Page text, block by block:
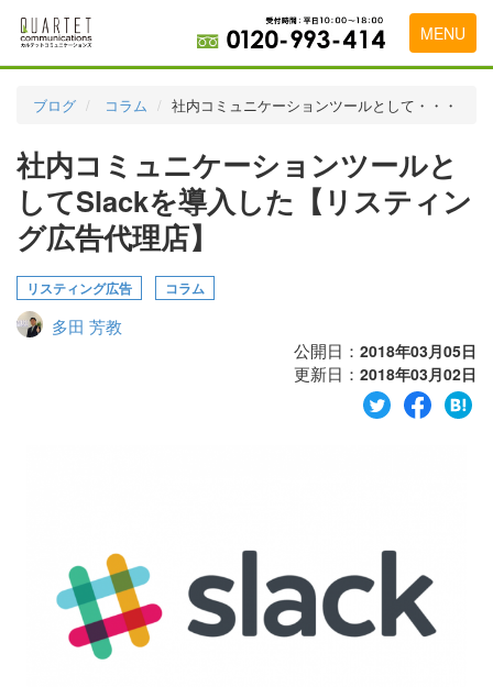
MENU
実績・お客様の声
初めて導入をお考えの方
広告代理店・HP制作会社様へ
ブログ コラム 社内コミュニケーションツールとして・・・
社内コミュニケーションツールと
してSlackを導入した【リスティン
グ広告代理店】
リスティング広告 コラム
多田 芳教
公開日： 2018年03月05日
更新日： 2018年03月02日